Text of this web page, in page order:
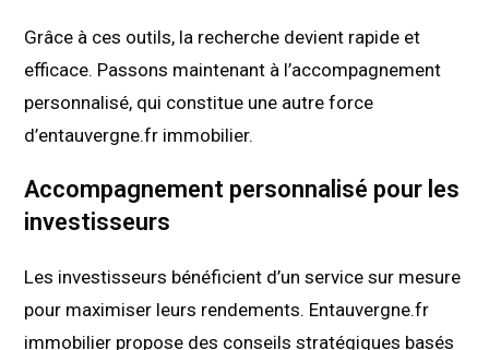
Grâce à ces outils, la recherche devient rapide et
efficace. Passons maintenant à l’accompagnement
personnalisé, qui constitue une autre force
d’entauvergne.fr immobilier.
Accompagnement personnalisé pour les
investisseurs
Les investisseurs bénéficient d’un service sur mesure
pour maximiser leurs rendements. Entauvergne.fr
immobilier propose des conseils stratégiques basés